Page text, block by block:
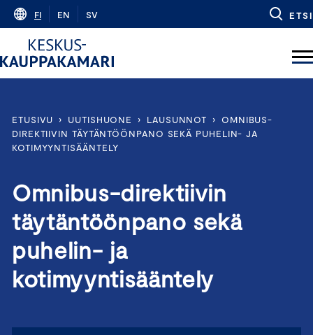
Skip
content
FI EN SV ETSI
ETUSIVU › UUTISHUONE › LAUSUNNOT › OMNIBUS-
DIREKTIIVIN TÄYTÄNTÖÖNPANO SEKÄ PUHELIN- JA
KOTIMYYNTISÄÄNTELY
Omnibus-direktiivin
täytäntöönpano sekä
puhelin- ja
kotimyyntisääntely